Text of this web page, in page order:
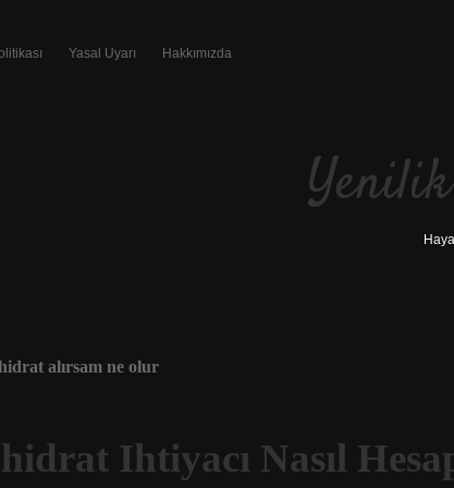
Yasal Uyarı Hakkımızda
alırsam ne olur
Ihtiyacı Nasıl